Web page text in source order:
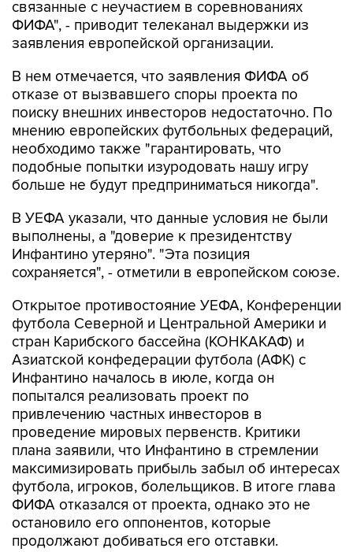
связанные с неучастием в соревнованиях
ФИФА", - приводит телеканал выдержки из
заявления европейской организации.
В нем отмечается, что заявления ФИФА об
отказе от вызвавшего споры проекта по
поиску внешних инвесторов недостаточно. По
мнению европейских футбольных федераций,
необходимо также "гарантировать, что
подобные попытки изуродовать нашу игру
больше не будут предприниматься никогда".
В УЕФА указали, что данные условия не были
выполнены, а "доверие к президентству
Инфантино утеряно". "Эта позиция
сохраняется", - отметили в европейском союзе.
Открытое противостояние УЕФА, Конференции
футбола Северной и Центральной Америки и
стран Карибского бассейна (КОНКАКАФ) и
Азиатской конфедерации футбола (АФК) с
Инфантино началось в июле, когда он
попытался реализовать проект по
привлечению частных инвесторов в
проведение мировых первенств. Критики
плана заявили, что Инфантино в стремлении
максимизировать прибыль забыл об интересах
футбола, игроков, болельщиков. В итоге глава
ФИФА отказался от проекта, однако это не
остановило его оппонентов, которые
продолжают добиваться его отставки.